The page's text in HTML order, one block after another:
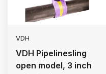
VDH
VDH Pipelinesling
open model, 3 inch